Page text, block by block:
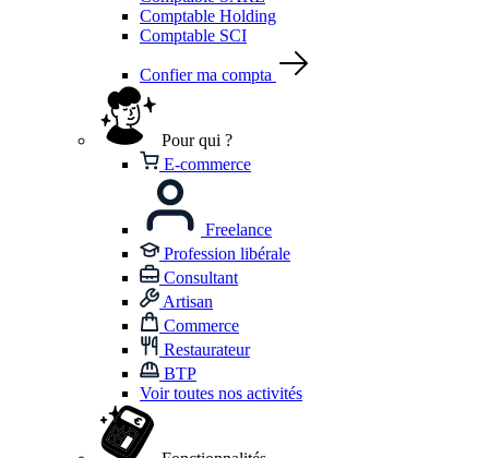
Comptable Holding
Comptable SCI
Confier ma compta
Pour qui ?
E-commerce
Freelance
Profession libérale
Consultant
Artisan
Commerce
Restaurateur
BTP
Voir toutes nos activités